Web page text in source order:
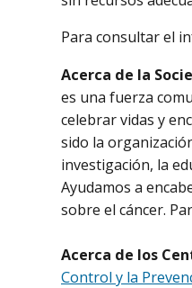
Para consultar el
Acerca de la
es una fuerza
celebrar vidas y
sido la
investigación, la
Ayudamos a
sobre el cáncer.
Acerca de los
Control y la